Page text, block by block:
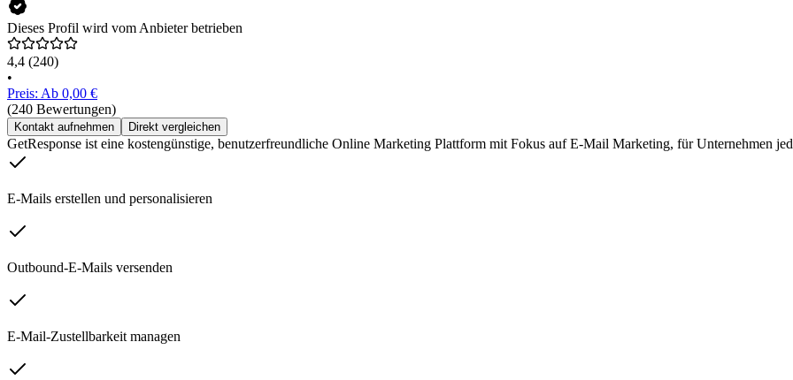
Dieses Profil wird vom Anbieter betrieben
4,4 (240)
•
Preis: Ab 0,00 €
(240 Bewertungen)
Kontakt aufnehmen Direkt vergleichen
GetResponse ist eine kostengünstige, benutzerfreundliche Online Marketing Plattform mit Fokus auf E-Mail Marketing, für Unternehmen
E-Mails erstellen und personalisieren
Outbound-E-Mails versenden
E-Mail-Zustellbarkeit managen